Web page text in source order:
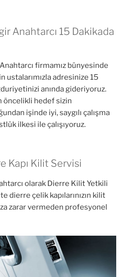
Anahtarcı 15 Dakikada
firmamız bünyesinde
ustalarımızla adresinize 15
anında gideriyoruz.
öncelikli hedef sizin
işinde iyi, saygılı çalışma
ilkesi ile çalışıyoruz.
Kapı Kilit Servisi
olarak Dierre Kilit Yetkili
dierre çelik kapılarınızın kilit
zarar vermeden profesyonel